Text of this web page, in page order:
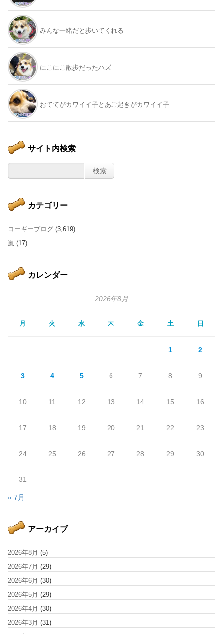
みんな一緒だと歩いてくれる
にこにこ散歩だったハズ
おててがカワイイ子とあご起きがカワイイ子
サイト内検索
カテゴリー
コーギーブログ (3,619)
嵐 (17)
カレンダー
2026年8月
月 火 水 木 金 土 日
1 2
3 4 5 6 7 8 9
10 11 12 13 14 15 16
17 18 19 20 21 22 23
24 25 26 27 28 29 30
31
« 7月
アーカイブ
2026年8月 (5)
2026年7月 (29)
2026年6月 (30)
2026年5月 (29)
2026年4月 (30)
2026年3月 (31)